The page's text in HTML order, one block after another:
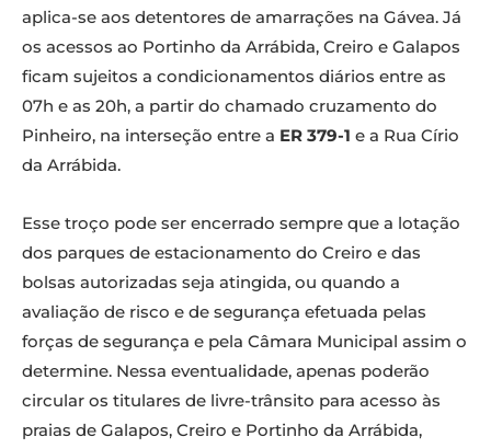
aplica-se aos detentores de amarrações na Gávea. Já
os acessos ao Portinho da Arrábida, Creiro e Galapos
ficam sujeitos a condicionamentos diários entre as
07h e as 20h, a partir do chamado cruzamento do
Pinheiro, na interseção entre a ER 379-1 e a Rua Círio
da Arrábida.
Esse troço pode ser encerrado sempre que a lotação
dos parques de estacionamento do Creiro e das
bolsas autorizadas seja atingida, ou quando a
avaliação de risco e de segurança efetuada pelas
forças de segurança e pela Câmara Municipal assim o
determine. Nessa eventualidade, apenas poderão
circular os titulares de livre-trânsito para acesso às
praias de Galapos, Creiro e Portinho da Arrábida,